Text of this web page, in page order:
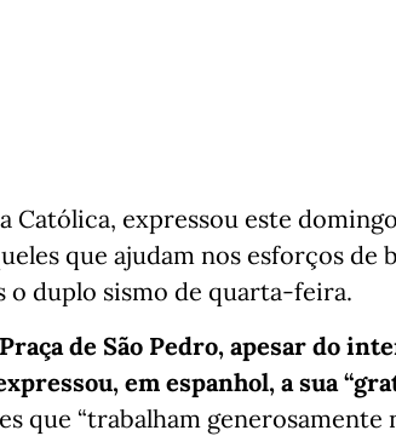
Católica, expressou este
que ajudam nos esforços de
o duplo sismo de quarta-feira.
de São Pedro, apesar do
em espanhol, a sua
que “trabalham generosamente